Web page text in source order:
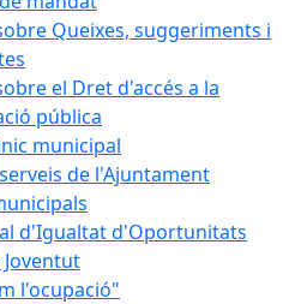
Queixes, suggeriments i
el Dret d'accés a la
pública
municipal
de l'Ajuntament
d'Igualtat d'Oportunitats
Joventut
l'ocupació"